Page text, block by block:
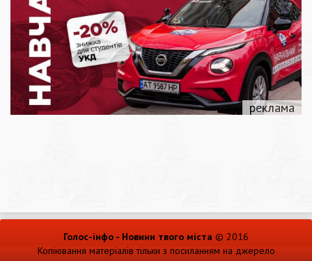
Голос-інфо - Новини твого міста © 2016
Копіювання матеріалів тільки з посиланням на джерело